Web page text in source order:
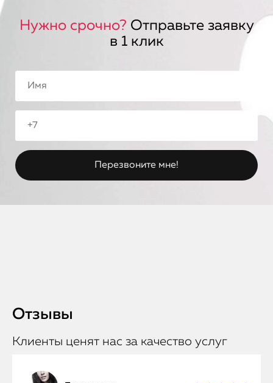
Нужно срочно? Отправьте заявку
в 1 клик
Отзывы
Клиенты ценят нас за качество услуг